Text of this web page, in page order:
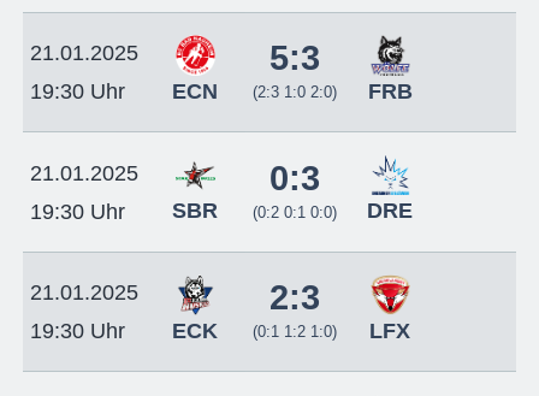
21.01.2025
19:30 Uhr
ECN
5:3
(2:3 1:0 2:0) FRB
21.01.2025
19:30 Uhr
SBR
0:3
(0:2 0:1 0:0) DRE
21.01.2025
19:30 Uhr
ECK
2:3
(0:1 1:2 1:0) LFX